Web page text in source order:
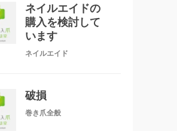
ネイルエイドの
購入を検討して
います
ネイルエイド
破損
巻き爪全般